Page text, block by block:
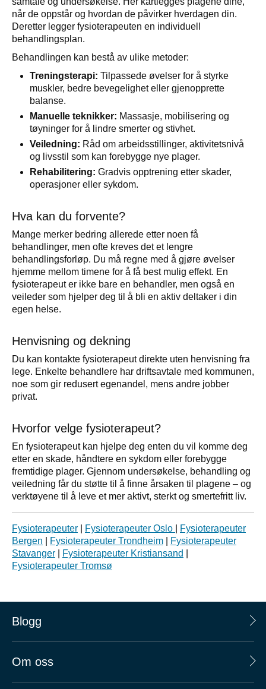
når de oppstår og hvordan de påvirker hverdagen din.
Deretter legger fysioterapeuten en individuell
behandlingsplan.
Behandlingen kan bestå av ulike metoder:
Treningsterapi: Tilpassede øvelser for å styrke
muskler, bedre bevegelighet eller gjenopprette
balanse.
Manuelle teknikker: Massasje, mobilisering og
tøyninger for å lindre smerter og stivhet.
Veiledning: Råd om arbeidsstillinger, aktivitetsnivå
og livsstil som kan forebygge nye plager.
Rehabilitering: Gradvis opptrening etter skader,
operasjoner eller sykdom.
Hva kan du forvente?
Mange merker bedring allerede etter noen få
behandlinger, men ofte kreves det et lengre
behandlingsforløp. Du må regne med å gjøre øvelser
hjemme mellom timene for å få best mulig effekt. En
fysioterapeut er ikke bare en behandler, men også en
veileder som hjelper deg til å bli en aktiv deltaker i din
egen helse.
Henvisning og dekning
Du kan kontakte fysioterapeut direkte uten henvisning fra
lege. Enkelte behandlere har driftsavtale med kommunen,
noe som gir redusert egenandel, mens andre jobber
privat.
Hvorfor velge fysioterapeut?
En fysioterapeut kan hjelpe deg enten du vil komme deg
etter en skade, håndtere en sykdom eller forebygge
fremtidige plager. Gjennom undersøkelse, behandling og
veiledning får du støtte til å finne årsaken til plagene – og
verktøyene til å leve et mer aktivt, sterkt og smertefritt liv.
Fysioterapeuter Fysioterapeuter Oslo
Fysioterapeuter
Bergen
Fysioterapeuter Trondheim
Fysioterapeuter
Stavanger
Fysioterapeuter Kristiansand
Fysioterapeuter Tromsø
Blogg
Om oss